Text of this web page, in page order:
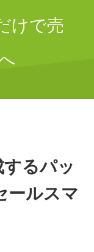
けで売
するパッ
ールスマ